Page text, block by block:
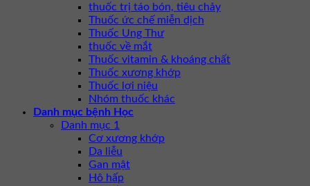
thuốc trị táo bón, tiêu chảy
Thuốc ức chế miễn dịch
Thuốc Ung Thư
thuốc về mắt
Thuốc vitamin & khoáng chất
Thuốc xương khớp
Thuốc lợi niệu
Nhóm thuốc khác
Danh mục bệnh Học
Danh mục 1
Cơ xương khớp
Da liễu
Gan mật
Hô hấp